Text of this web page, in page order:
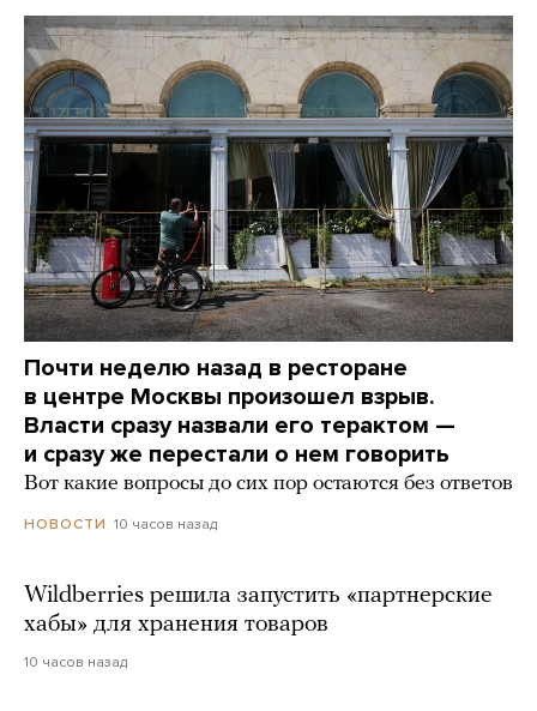
Почти неделю назад в ресторане
в центре Москвы произошел взрыв.
Власти сразу назвали его терактом —
и сразу же перестали о нем говорить
Вот какие вопросы до сих пор остаются без ответов
НОВОСТИ 10 часов назад
Wildberries решила запустить «партнерские
хабы» для хранения товаров
10 часов назад